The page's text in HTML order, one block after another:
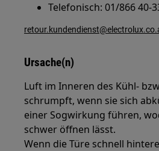
Telefonisch: 01/866 40-
Ursache(n)
Luft im Inneren des Kühl-
schrumpft, wenn sie sich
einer Sogwirkung führen,
schwer öffnen lässt.
Wenn die Türe schnell